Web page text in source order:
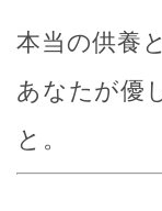
本当の供養
あなたが優
と。